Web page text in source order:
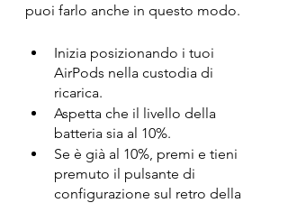
puoi farlo anche in questo modo.
Inizia posizionando i tuoi
AirPods nella custodia di
ricarica.
Aspetta che il livello della
batteria sia al 10%.
Se è già al 10%, premi e tieni
premuto il pulsante di
configurazione sul retro della